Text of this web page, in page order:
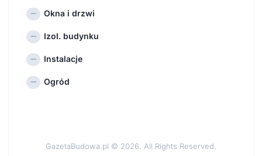
Okna i drzwi
Izol. budynku
Instalacje
Ogród
GazetaBudowa.pl © 2026. All Rights Reserved.